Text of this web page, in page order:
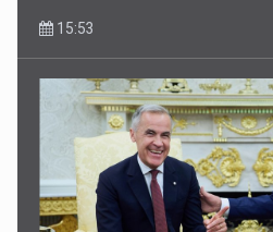
15:53